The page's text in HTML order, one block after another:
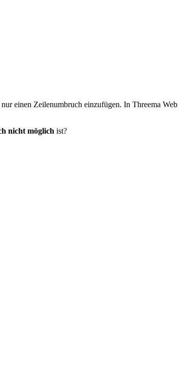
einen Zeilenumbruch einzufügen. In Threema Web
nicht möglich ist?